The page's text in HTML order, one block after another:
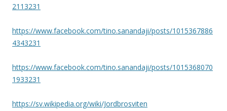
2113231
https://www.facebook.com/tino.sanandaji/posts/1015367886
4343231
https://www.facebook.com/tino.sanandaji/posts/1015368070
1933231
https://sv.wikipedia.org/wiki/Jordbrosviten